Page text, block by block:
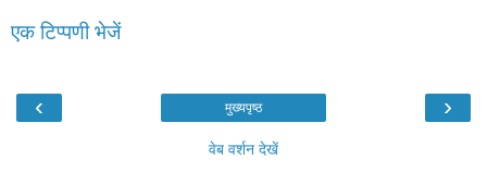
एक टिप्पणी भेजें
‹ ›
मुख्यपृष्ठ
वेब वर्शन देखें